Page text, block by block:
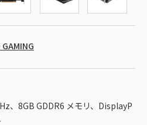
、8GB GDDR6 メモリ、DisplayP